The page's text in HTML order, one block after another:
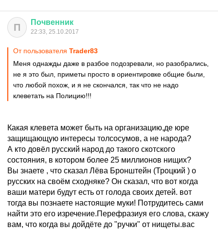
П Почвенник
22:33, 25.10.2017
От пользователя Trader83
Меня однажды даже в разбое подозревали, но разобрались,
не я это был, приметы просто в ориентировке общие были,
что любой похож, и я не скончался, так что не надо
клеветать на Полицию!!!
Какая клевета может быть на организацию,де юре
защищающую интересы толсосумов, а не народа?
А кто довёл русский народ до такого скотского
состояния, в котором более 25 миллионов нищих?
Вы знаете , что сказал Лёва Бронштейн (Троцкий ) о
русских на своём сходняке? Он сказал, что вот когда
ваши матери будут есть от голода своих детей. вот
тогда вы познаете настоящие муки! Потрудитесь сами
найти это его изречение.Перефразиуя его слова, скажу
вам, что когда вы дойдёте до "ручки" от нищеты.вас